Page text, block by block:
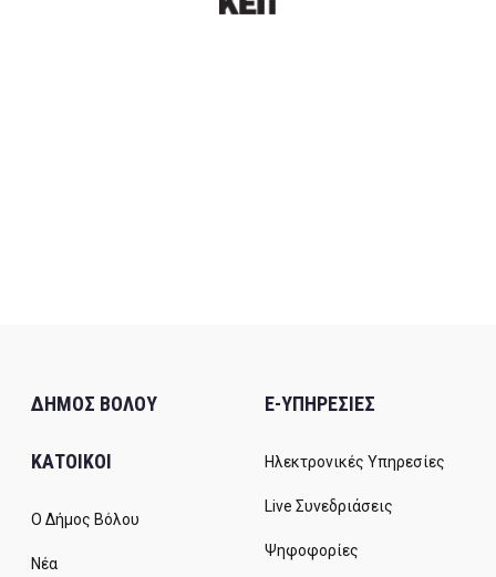
ΔΗΜΟΣ ΒΟΛΟΥ
ΚΑΤΟΙΚΟΙ
Ο Δήμος Βόλου
Νέα
E-ΥΠΗΡΕΣΙΕΣ
Ηλεκτρονικές Υπηρεσίες
Live Συνεδριάσεις
Ψηφοφορίες